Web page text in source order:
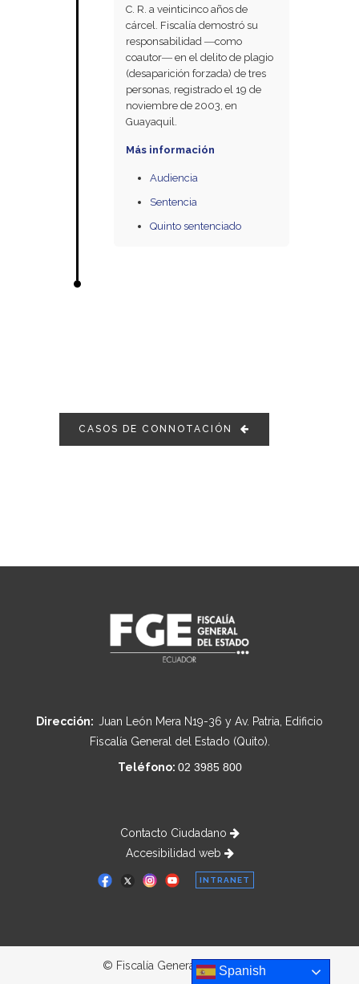
C. R. a veinticinco años de
cárcel. Fiscalía demostró su
responsabilidad ―como
coautor― en el delito de plagio
(desaparición forzada) de tres
personas, registrado el 19 de
noviembre de 2003, en
Guayaquil.
Más información
Audiencia
Sentencia
Quinto sentenciado
CASOS DE CONNOTACIÓN
Dirección: Juan León Mera N19-36 y Av. Patria, Edificio
Fiscalía General del Estado (Quito).
Teléfono: 02 3985 800
Contacto Ciudadano
Accesibilidad web
INTRANET
© Fiscalía General del Estado
Spanish